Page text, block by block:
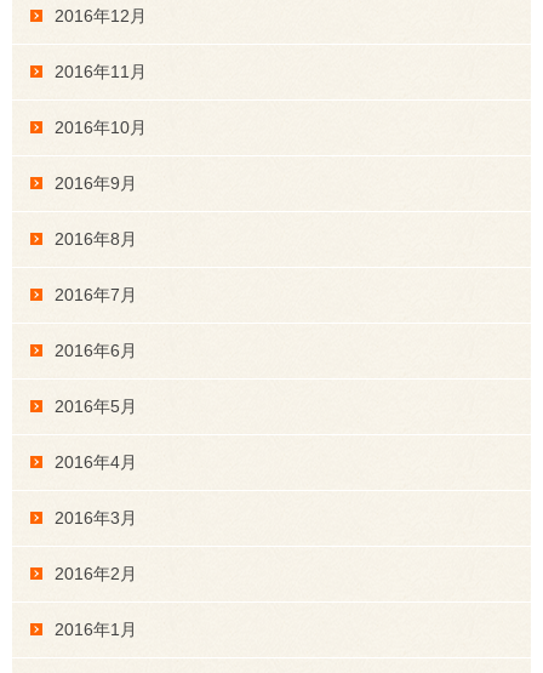
2016年12月
2016年11月
2016年10月
2016年9月
2016年8月
2016年7月
2016年6月
2016年5月
2016年4月
2016年3月
2016年2月
2016年1月